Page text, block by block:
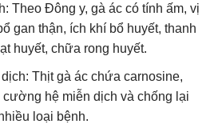
Theo Đông y, gà ác có tính ấm, vị
gan thận, ích khí bổ huyết, thanh
huyết, chữa rong huyết.
Thịt gà ác chứa carnosine,
cường hệ miễn dịch và chống lại
loại bệnh.